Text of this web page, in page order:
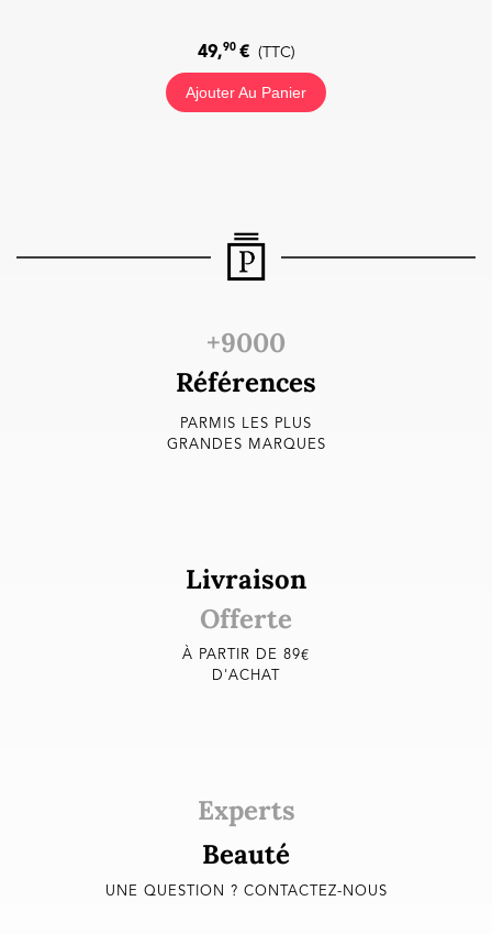
49,90 € (TTC)
Ajouter Au Panier
+9000
Références
PARMIS LES PLUS
GRANDES MARQUES
Livraison
Offerte
À PARTIR DE 89€
D'ACHAT
Experts
Beauté
UNE QUESTION ? CONTACTEZ-NOUS